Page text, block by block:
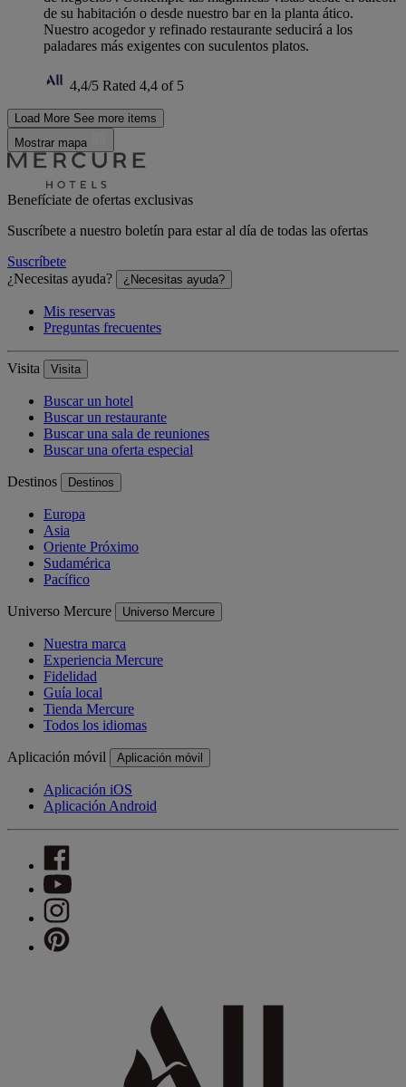
de su habitación o desde nuestro bar en la planta ático.
Nuestro acogedor y refinado restaurante seducirá a los
paladares más exigentes con suculentos platos.
4,4/5 Rated 4,4 of 5
Load More See more items
Mostrar mapa
Benefíciate de ofertas exclusivas
Suscríbete a nuestro boletín para estar al día de todas las ofertas
Suscríbete
¿Necesitas ayuda?
¿Necesitas ayuda?
Mis reservas
Preguntas frecuentes
Visita Visita
Buscar un hotel
Buscar un restaurante
Buscar una sala de reuniones
Buscar una oferta especial
Destinos Destinos
Europa
Asia
Oriente Próximo
Sudamérica
Pacífico
Universo Mercure Universo Mercure
Nuestra marca
Experiencia Mercure
Fidelidad
Guía local
Tienda Mercure
Todos los idiomas
Aplicación móvil Aplicación móvil
Aplicación iOS
Aplicación Android